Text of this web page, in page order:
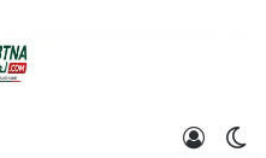
الوضع المظلم